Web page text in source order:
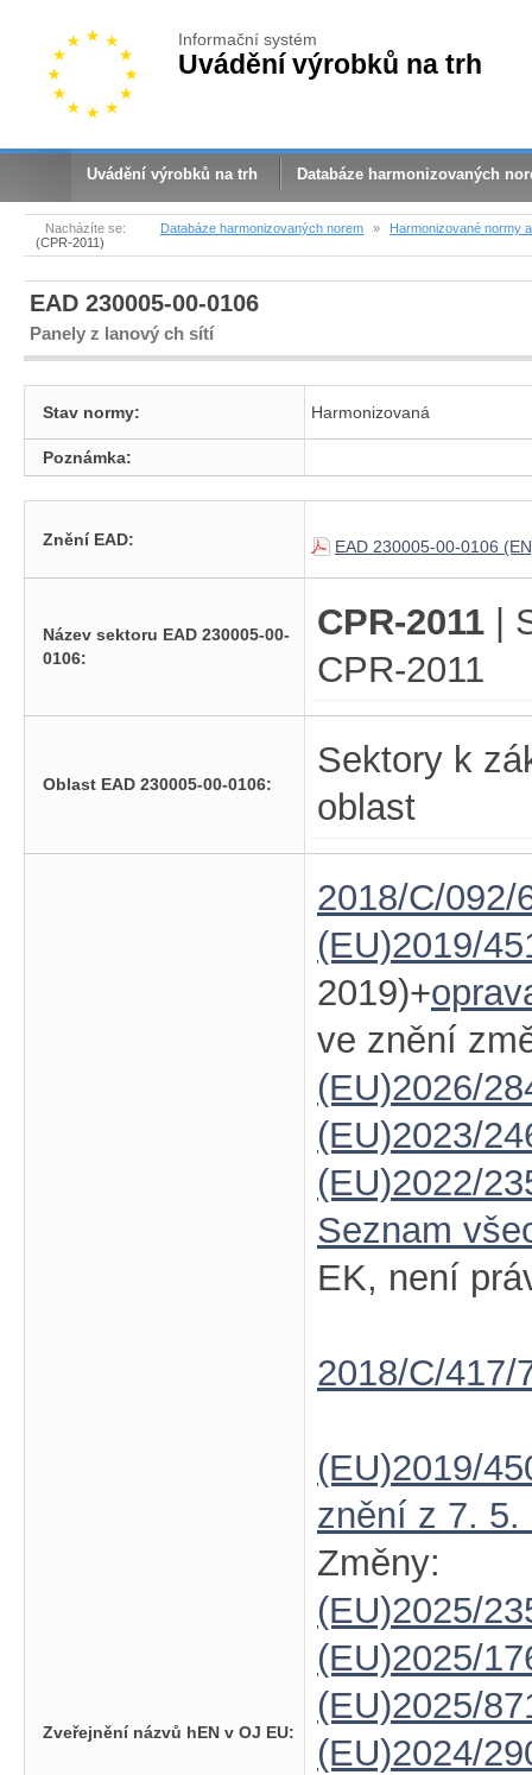
Informační systém
Uvádění výrobků na trh
Uvádění výrobků na trh Databáze harmonizovaných
Nacházíte se: Databáze harmonizovaných norem »
Harmonizované normy
(CPR-2011)
EAD 230005-00-0106
Panely z lanový ch sítí
Stav normy: Harmonizovaná
Poznámka:
Znění EAD: EAD 230005-00-0106
Název sektoru EAD 230005-00-
0106:
CPR-2011 |
CPR-2011
Oblast EAD 230005-00-0106:
Sektory k
oblast
Zveřejnění názvů hEN v OJ EU:
2018/C/092/
(EU)2019/
2019)+
ve znění
(EU)2026/
(EU)2023/
(EU)2022/
Seznam
EK, není
2018/C/417/
(EU)2019/
znění z 7. 5.
Změny:
(EU)2025/
(EU)2025/
(EU)2025/
(EU)2024/